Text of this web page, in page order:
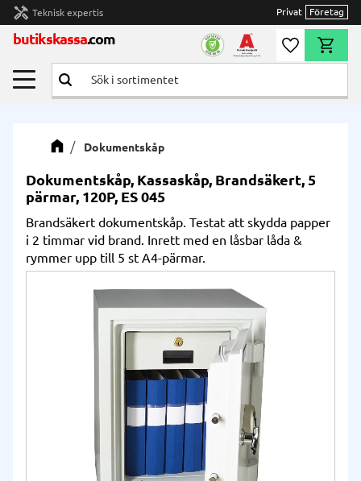
Meny
handyman Teknisk expertis Privat Företag
butikskassa.com Önskelista
Dokumentskåp
Dokumentskåp, Kassaskåp, Brandsäkert, 5
pärmar, 120P, ES 045
Brandsäkert dokumentskåp. Testat att skydda papper
i 2 timmar vid brand. Inrett med en låsbar låda &
rymmer upp till 5 st A4-pärmar.